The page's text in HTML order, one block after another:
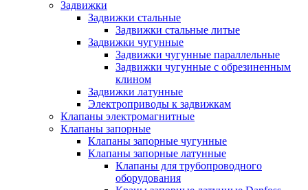
Задвижки
Задвижки стальные
Задвижки стальные литые
Задвижки чугунные
Задвижки чугунные параллельные
Задвижки чугунные с обрезиненным
клином
Задвижки латунные
Электроприводы к задвижкам
Клапаны электромагнитные
Клапаны запорные
Клапаны запорные чугунные
Клапаны запорные латунные
Клапаны для трубопроводного
оборудования